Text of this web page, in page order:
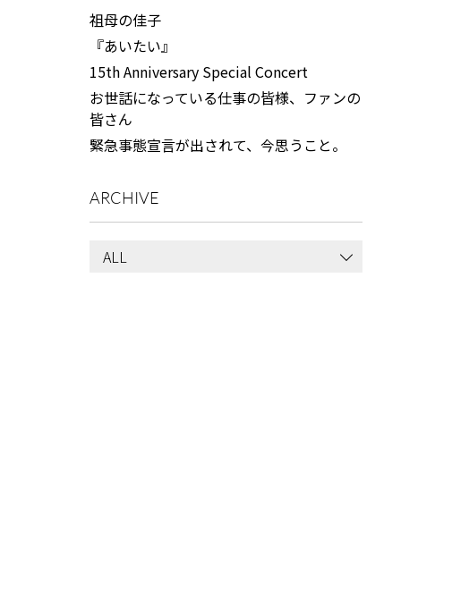
祖母の佳子
『あいたい』
15th Anniversary Special Concert
お世話になっている仕事の皆様、ファンの
皆さん
緊急事態宣言が出されて、今思うこと。
ARCHIVE
ALL